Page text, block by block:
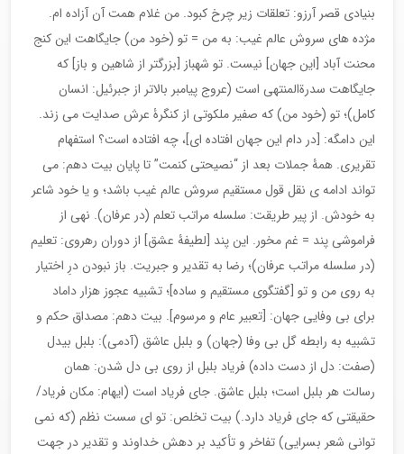
بنیادی قصر آرزو: تعلقات زیر چرخ کبود. من غلام همت آن آزاده ام.
مژده های سروش عالم غیب: به من = تو (خود من) جایگاهت این کنج
محنت آباد [این جهان] نیست. تو شهباز [بزرگتر از شاهین و باز] که
جایگاهت سدرةالمنتهی است (عروج پیامبر بالاتر از جبرئیل: انسان
کامل)؛ تو (خود من) که صفیر ملکوتی از کنگرۀ عرش صدایت می زند.
این دامگه: [در دام این جهان افتاده ای]، چه افتاده است؟ استفهام
تقریری. همۀ جملات بعد از “نصیحتی کنمت” تا پایان بیت دهم: می
تواند ادامه ی نقل قول مستقیم سروش عالم غیب باشد؛ و یا خود شاعر
به خودش. از پیر طریقت: سلسله مراتب تعلم (در عرفان). نهی از
فراموشی پند = غم مخور. این پند [لطیفۀ عشق] از دوران رهروی: تعلیم
(در سلسله مراتب عرفان)؛ رضا به تقدیر و جبریت. باز نبودن درِ اختیار
به روی من و تو [گفتگوی مستقیم و ساده]؛ تشبیه عجوز هزار داماد
برای بی وفایی جهان: [تعبیر عام و مرسوم]. بیت دهم: مصداق حکم و
تشبیه به رابطه گل بی وفا (جهان) و بلبل عاشق (آدمی): بلبل بیدل
(صفت: دل از دست داده) فریاد بلبل از روی بی دل شدن: همان
رسالت هر بلبل است؛ بلبل عاشق. جای فریاد است (ایهام: مکان فریاد/
حقیقتی که جای فریاد دارد.) بیت تخلص: تو ای سست نظم (که نمی
توانی شعر بسرایی) تفاخر و تأکید بر دهش خداوند و تقدیر در جهت